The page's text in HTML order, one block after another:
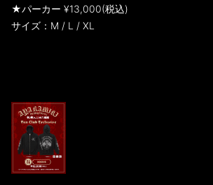
★パーカー ¥13,000(税込)
サイズ：M / L / XL